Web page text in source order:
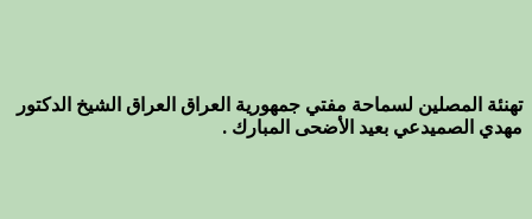
تهنئة المصلين لسماحة مفتي جمهورية العراق العراق الشيخ الدكتور
مهدي الصميدعي بعيد الأضحى المبارك .